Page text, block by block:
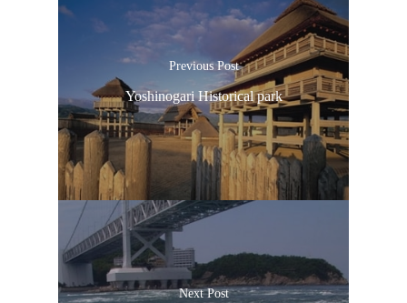
Previous Post
Yoshinogari Historical park
Next Post